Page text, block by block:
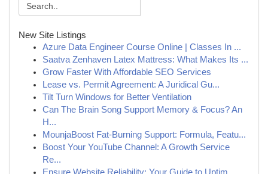
New Site Listings
Azure Data Engineer Course Online | Classes In ...
Saatva Zenhaven Latex Mattress: What Makes Its ...
Grow Faster With Affordable SEO Services
Lease vs. Permit Agreement: A Juridical Gu...
Tilt Turn Windows for Better Ventilation
Can The Brain Song Support Memory & Focus? An
H...
MounjaBoost Fat-Burning Support: Formula, Featu...
Boost Your YouTube Channel: A Growth Service
Re...